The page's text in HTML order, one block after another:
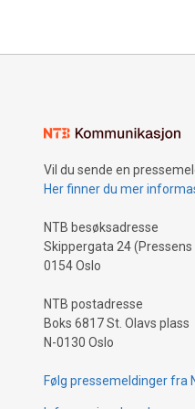
Vil du sende en
Her finner du mer
NTB besøksadresse
Skippergata 24 (Pressens
0154 Oslo
NTB postadresse
Boks 6817 St. Olavs plass
N-0130 Oslo
Følg pressemeldinger fra